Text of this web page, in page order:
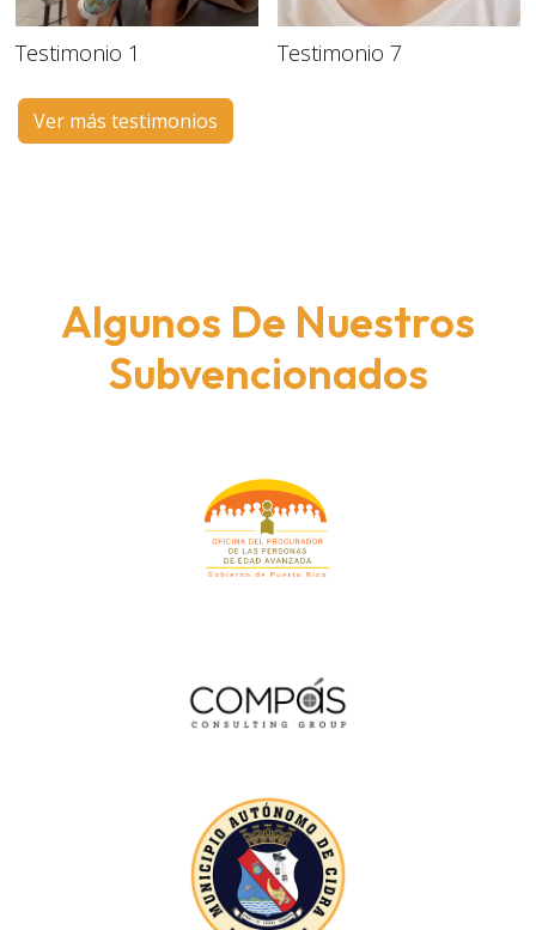
Testimonio 1 Testimonio 7
Ver más testimonios
Algunos De Nuestros
Subvencionados